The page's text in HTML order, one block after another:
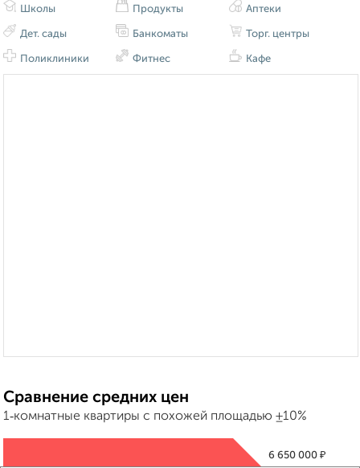
Школы
Дет. сады
Поликлиники
Продукты
Банкоматы
Фитнес
Аптеки
Торг. центры
Кафе
Сравнение средних цен
1‑комнатные квартиры с похожей площадью ±10%
6 650 000 ₽